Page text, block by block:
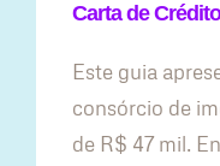
Carta de
Este guia
consórcio de
de R$ 47 mil.